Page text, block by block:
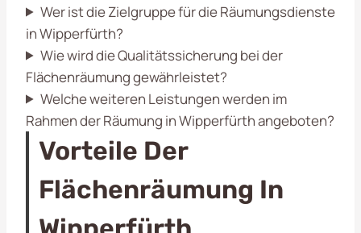
Wer ist die Zielgruppe für die Räumungsdienste
in Wipperfürth?
Wie wird die Qualitätssicherung bei der
Flächenräumung gewährleistet?
Welche weiteren Leistungen werden im
Rahmen der Räumung in Wipperfürth angeboten?
Vorteile Der
Flächenräumung In